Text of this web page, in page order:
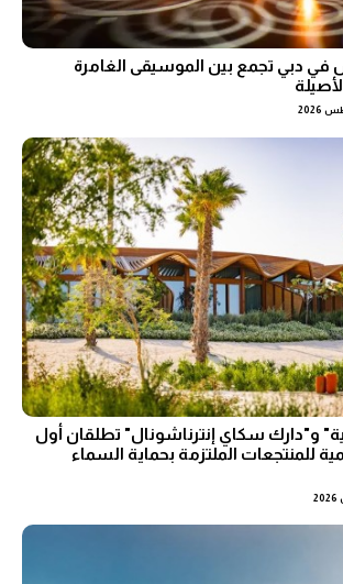
دبي تجمع بين الموسيقى الغامرة
و"دارك سكاي إنترناشونال" تطلقان أول
للمنتجعات الملتزمة بحماية السماء